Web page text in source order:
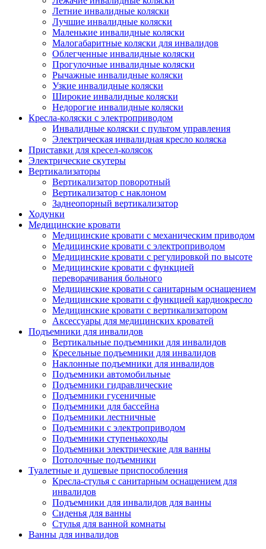
Летние инвалидные коляски
Лучшие инвалидные коляски
Маленькие инвалидные коляски
Малогабаритные коляски для инвалидов
Облегченные инвалидные коляски
Прогулочные инвалидные коляски
Рычажные инвалидные коляски
Узкие инвалидные коляски
Широкие инвалидные коляски
Недорогие инвалидные коляски
Кресла-коляски с электроприводом
Инвалидные коляски с пультом управления
Электрическая инвалидная кресло коляска
Приставки для кресел-колясок
Электрические скутеры
Вертикализаторы
Вертикализатор поворотный
Вертикализатор с наклоном
Заднеопорный вертикализатор
Ходунки
Медицинские кровати
Медицинские кровати с механическим приводом
Медицинские кровати с электроприводом
Медицинские кровати с регулировкой по высоте
Медицинские кровати с функцией
переворачивания больного
Медицинские кровати с санитарным оснащением
Медицинские кровати с функцией кардиокресло
Медицинские кровати с вертикализатором
Аксессуары для медицинских кроватей
Подъемники для инвалидов
Вертикальные подъемники для инвалидов
Кресельные подъемники для инвалидов
Наклонные подъемники для инвалидов
Подъемники автомобильные
Подъемники гидравлические
Подъемники гусеничные
Подъемники для бассейна
Подъемники лестничные
Подъемники с электроприводом
Подъемники ступенькоходы
Подъемники электрические для ванны
Потолочные подъемники
Туалетные и душевые приспособления
Кресла-стулья с санитарным оснащением для
инвалидов
Подъемники для инвалидов для ванны
Сиденья для ванны
Стулья для ванной комнаты
Ванны для инвалидов